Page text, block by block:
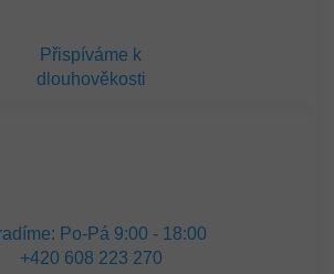
Přispíváme k
dlouhověkosti
Po-Pá 9:00 - 18:00
+420 608 223 270